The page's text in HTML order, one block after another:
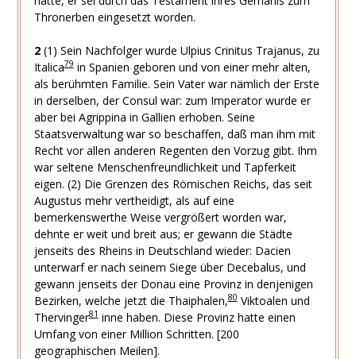
Thronerben eingesetzt worden.
2(1) Sein Nachfolger wurde Ulpius Crinitus Trajanus, zu
Italica79in Spanien geboren und von einer mehr alten,
als berühmten Familie. Sein Vater war nämlich der Erste
in derselben, der Consul war: zum Imperator wurde er
aber bei Agrippina in Gallien erhoben. Seine
Staatsverwaltung war so beschaffen, daß man ihm mit
Recht vor allen anderen Regenten den Vorzug gibt. Ihm
war seltene Menschenfreundlichkeit und Tapferkeit
eigen. (2) Die Grenzen des Römischen Reichs, das seit
Augustus mehr vertheidigt, als auf eine
bemerkenswerthe Weise vergrößert worden war,
dehnte er weit und breit aus; er gewann die Städte
jenseits des Rheins in Deutschland wieder: Dacien
unterwarf er nach seinem Siege über Decebalus, und
gewann jenseits der Donau eine Provinz in denjenigen
Bezirken, welche jetzt die Thaiphalen,80Viktoalen und
Thervinger81inne haben. Diese Provinz hatte einen
Umfang von einer Million Schritten. [200
geographischen Meilen].